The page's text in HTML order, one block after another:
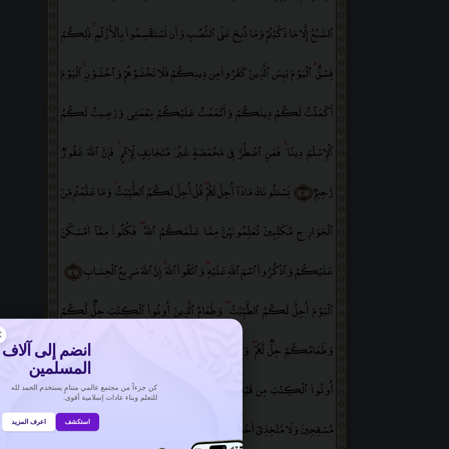
انضم إلى آلاف
المسلمين
كن جزءاً من مجتمع عالمي متنامٍ يستخدم الحمد لله
للتعلم وبناء عادات إسلامية أقوى.
استكشف اعرف المزيد
ٱلسَّبُعُ إِلَّا مَا ذَكَّيْتُمْ وَمَا ذُبِحَ عَلَى ٱلنُّصُبِ وَأَن تَسْتَقْسِمُوا۟ بِٱلْأَزْلَٰمِ ذَٰلِكُمْ
فِسْقٌ ٱلْيَوْمَ يَئِسَ ٱلَّذِينَ كَفَرُوا۟ مِن دِينِكُمْ فَلَا تَخْشَوْهُمْ وَٱخْشَوْنِ ٱلْيَوْمَ
أَكْمَلْتُ لَكُمْ دِينَكُمْ وَأَتْمَمْتُ عَلَيْكُمْ نِعْمَتِى وَرَضِيتُ لَكُمُ
ٱلْإِسْلَٰمَ دِينًۭا فَمَنِ ٱضْطُرَّ فِى مَخْمَصَةٍ غَيْرَ مُتَجَانِفٍۢ لِّإِثْمٍۢ فَإِنَّ ٱللَّهَ غَفُورٌۭ
رَّحِيمٌۭ﴿٣﴾ يَسْـَٔلُونَكَ مَاذَآ أُحِلَّ لَهُمْ قُلْ أُحِلَّ لَكُمُ ٱلطَّيِّبَٰتُ وَمَا عَلَّمْتُم مِّنَ
ٱلْجَوَارِحِ مُكَلِّبِينَ تُعَلِّمُونَهُنَّ مِمَّا عَلَّمَكُمُ ٱللَّهُ فَكُلُوا۟ مِمَّآ أَمْسَكْنَ
عَلَيْكُمْ وَٱذْكُرُوا۟ ٱسْمَ ٱللَّهِ عَلَيْهِ وَٱتَّقُوا۟ ٱللَّهَ إِنَّ ٱللَّهَ سَرِيعُ ٱلْحِسَابِ﴿٤﴾
ٱلْيَوْمَ أُحِلَّ لَكُمُ ٱلطَّيِّبَٰتُ وَطَعَامُ ٱلَّذِينَ أُوتُوا۟ ٱلْكِتَٰبَ حِلٌّۭ لَّكُمْ
وَطَعَامُكُمْ حِلٌّۭ لَّهُمْ وَٱلْمُحْصَنَٰتُ مِنَ ٱلْمُؤْمِنَٰتِ وَٱلْمُحْصَنَٰتُ مِنَ ٱلَّذِينَ
أُوتُوا۟ ٱلْكِتَٰبَ مِن قَبْلِكُمْ إِذَآ ءَاتَيْتُمُوهُنَّ أُجُورَهُنَّ مُحْصِنِينَ غَيْرَ
مُسَٰفِحِينَ وَلَا مُتَّخِذِىٓ أَخْدَانٍۢ وَمَن يَكْفُرْ بِٱلْإِيمَٰنِ فَقَدْ حَبِطَ عَمَلُهُۥ وَهُوَ فِى